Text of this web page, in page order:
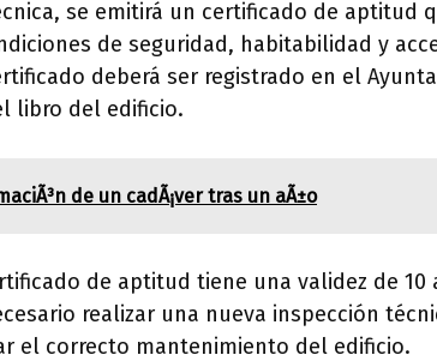
se emitirá un certificado de aptitud
de seguridad, habitabilidad y
deberá ser registrado en el
libro del edificio.
de un cadÃ¡ver tras un aÃ±o
de aptitud tiene una validez de 10
realizar una nueva inspección
el correcto mantenimiento del edificio.